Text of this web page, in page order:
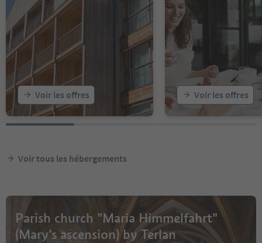
Voir les offres Voir les offres
Voir tous les hébergements
Parish church "Maria Himmelfahrt"
(Mary’s ascension) by Terlan